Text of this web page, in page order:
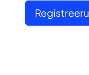
Registreeru